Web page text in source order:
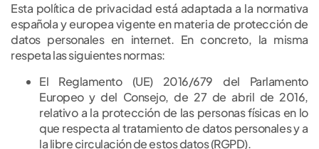
Esta política de privacidad está adaptada a la normativa
española y europea vigente en materia de protección de
datos personales en internet. En concreto, la misma
respeta las siguientes normas:
El Reglamento (UE) 2016/679 del Parlamento
Europeo y del Consejo, de 27 de abril de 2016,
relativo a la protección de las personas físicas en lo
que respecta al tratamiento de datos personales y a
la libre circulación de estos datos (RGPD).